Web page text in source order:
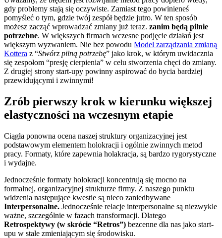
gdy problemy stają się oczywiste. Zamiast tego powinieneś
pomyśleć o tym, gdzie twój zespół będzie jutro. W ten sposób
możesz zacząć wprowadzać zmiany już teraz. zanim będą pilnie
potrzebne. W większych firmach wczesne podjęcie działań jest
większym wyzwaniem. Nie bez powodu Model zarządzania zmianą
Kottera z “Stwórz pilną potrzebę” jako krok, w którym uwidacznia
się zespołom “presję cierpienia” w celu stworzenia chęci do zmiany.
Z drugiej strony start-upy powinny aspirować do bycia bardziej
przewidującymi i zwinnymi!
Zrób pierwszy krok w kierunku większej
elastyczności na wczesnym etapie
Ciągła ponowna ocena naszej struktury organizacyjnej jest
podstawowym elementem holokracji i ogólnie zwinnych metod
pracy. Formaty, które zapewnia holakracja, są bardzo rygorystyczne
i wydajne.
Jednocześnie formaty holokracji koncentrują się mocno na
formalnej, organizacyjnej strukturze firmy. Z naszego punktu
widzenia następujące kwestie są nieco zaniedbywane
Interpersonalne. Jednocześnie relacje interpersonalne są niezwykle
ważne, szczególnie w fazach transformacji. Dlatego
Retrospektywy (w skrócie “Retros”) bezcenne dla nas jako start-
upu w stale zmieniającym się środowisku.